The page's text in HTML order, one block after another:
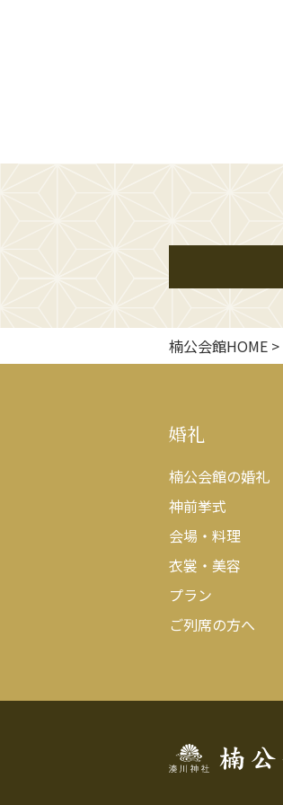
楠公会館HOME >
婚礼
楠公会館の婚礼
神前挙式
会場・料理
衣裳・美容
プラン
ご列席の方へ